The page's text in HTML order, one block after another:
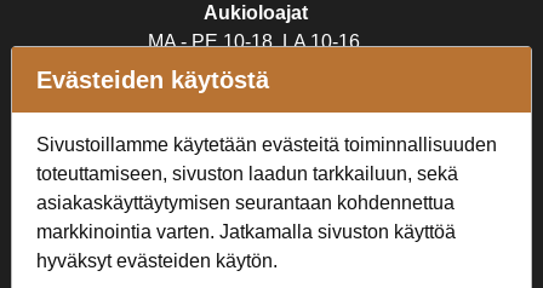
Aukioloajat
MA - PE 10-18, LA 10-16,
SU suljettu
Verkkokauppa
Tilaus- ja toimitusehdot
Rekisteriseloste
Seuraa Meitä
Evästeiden käytöstä
Sivustoillamme käytetään evästeitä toiminnallisuuden
toteuttamiseen, sivuston laadun tarkkailuun, sekä
asiakaskäyttäytymisen seurantaan kohdennettua
markkinointia varten. Jatkamalla sivuston käyttöä
hyväksyt evästeiden käytön.